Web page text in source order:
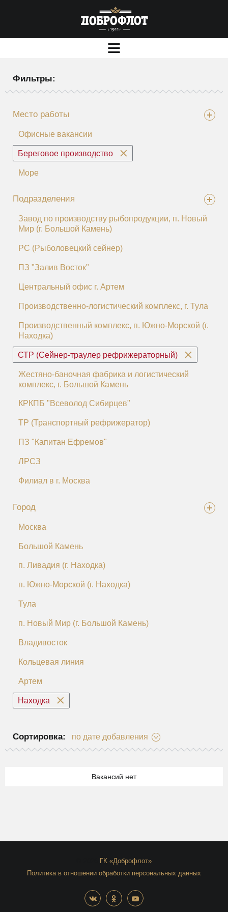
Фильтры:
Место работы
Офисные вакансии
Береговое производство
Море
Подразделения
Завод по производству рыбопродукции, п. Новый
Мир (г. Большой Камень)
РС (Рыболовецкий сейнер)
ПЗ "Залив Восток"
Центральный офис г. Артем
Производственно-логистический комплекс, г. Тула
Производственный комплекс, п. Южно-Морской (г.
Находка)
СТР (Сейнер-траулер рефрижераторный)
Жестяно-баночная фабрика и логистический
комплекс, г. Большой Камень
КРКПБ "Всеволод Сибирцев"
ТР (Транспортный рефрижератор)
ПЗ "Капитан Ефремов"
ЛРСЗ
Филиал в г. Москва
Город
Москва
Большой Камень
п. Ливадия (г. Находка)
п. Южно-Морской (г. Находка)
Тула
п. Новый Мир (г. Большой Камень)
Владивосток
Кольцевая линия
Артем
Находка
Сортировка: по дате добавления
Вакансий нет
ГК «Доброфлот»
Политика в отношении обработки персональных данных